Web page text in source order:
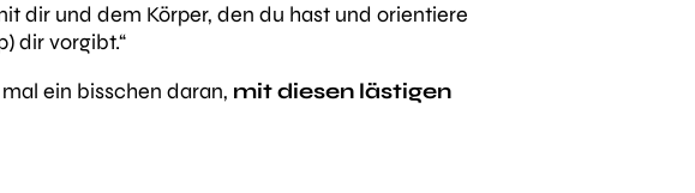
dir und dem Körper, den du hast und orientiere
dir vorgibt.“
ein bisschen daran, mit diesen lästigen